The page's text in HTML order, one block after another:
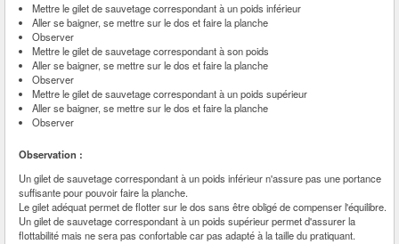
Mettre le gilet de sauvetage correspondant à un poids inférieur
Aller se baigner, se mettre sur le dos et faire la planche
Observer
Mettre le gilet de sauvetage correspondant à son poids
Aller se baigner, se mettre sur le dos et faire la planche
Observer
Mettre le gilet de sauvetage correspondant à un poids supérieur
Aller se baigner, se mettre sur le dos et faire la planche
Observer
Observation :
Un gilet de sauvetage correspondant à un poids inférieur n'assure pas une portance
suffisante pour pouvoir faire la planche.
Le gilet adéquat permet de flotter sur le dos sans être obligé de compenser l'équilibre.
Un gilet de sauvetage correspondant à un poids supérieur permet d'assurer la
flottabilité mais ne sera pas confortable car pas adapté à la taille du pratiquant.